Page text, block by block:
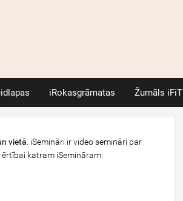
iRokasgrāmatas Žurnāls iFiT
vietā . iSemināri ir video semināri par
katram iSemināram: